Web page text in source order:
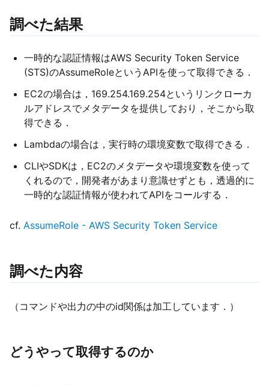
調べた結果
一時的な認証情報はAWS Security Token Service
(STS)のAssumeRoleというAPIを使って取得できる．
EC2の場合は，169.254.169.254というリンクローカ
ルアドレスでメタデータを提供しており，そこから取
得できる．
Lambdaの場合は，実行時の環境変数で取得できる．
CLIやSDKは，EC2のメタデータや環境変数を使って
くれるので，開発者があまり意識せずとも，透過的に
一時的な認証情報が使われてAPIをコールする．
cf. AssumeRole - AWS Security Token Service
調べた内容
（コマンドや出力の中のid関係は加工しています．）
どうやって取得するのか